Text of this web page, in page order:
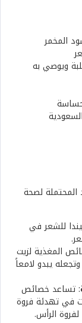
المخمر
ويوصي به
المحتملة لصحة
للشعر في
المغذية لزيت
يبدو لامعاً
: تساعد خصائص
في تهدئة فروة
الرأس.